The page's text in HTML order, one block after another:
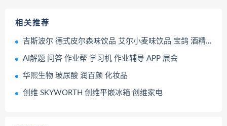
相关推荐
吉斯波尔 德式皮尔森味饮品 艾尔小麦味饮品 宝鸽 酒精饮料 果酒
AI解题 问答 作业帮 学习机 作业辅导 APP 展会
华熙生物 玻尿酸 润百颜 化妆品
创维 SKYWORTH 创维平嵌冰箱 创维家电